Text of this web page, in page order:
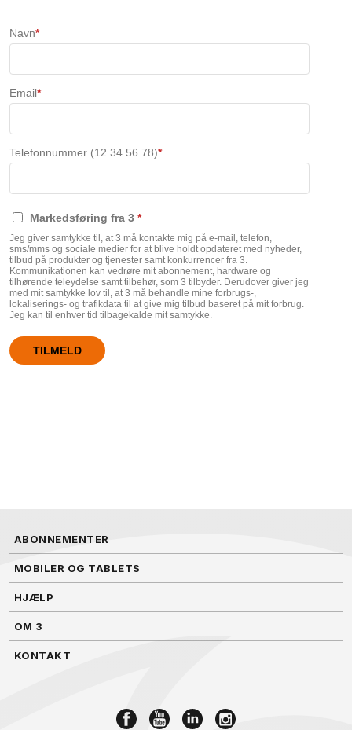
ABONNEMENTER
MOBILER OG TABLETS
HJÆLP
OM 3
KONTAKT